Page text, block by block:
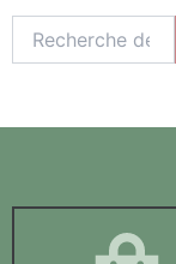
pour :